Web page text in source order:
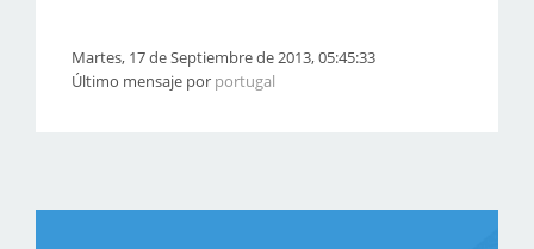
Martes, 17 de Septiembre de 2013, 05:45:33
Último mensaje por portugal